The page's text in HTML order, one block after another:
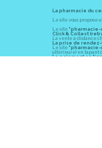
La pharmacie du
Le site vous propose
Le site "pharmacie-
Click & Collect
La vente à distance
La prise de rendez-
Le site "pharmacie-
ultérieure) en tapant
Le paiement en